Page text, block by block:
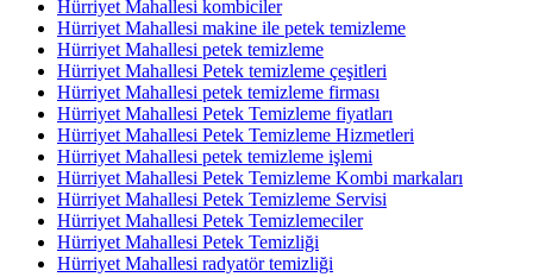
Hürriyet Mahallesi kombiciler
Hürriyet Mahallesi makine ile petek temizleme
Hürriyet Mahallesi petek temizleme
Hürriyet Mahallesi Petek temizleme çeşitleri
Hürriyet Mahallesi petek temizleme firması
Hürriyet Mahallesi Petek Temizleme fiyatları
Hürriyet Mahallesi Petek Temizleme Hizmetleri
Hürriyet Mahallesi petek temizleme işlemi
Hürriyet Mahallesi Petek Temizleme Kombi markaları
Hürriyet Mahallesi Petek Temizleme Servisi
Hürriyet Mahallesi Petek Temizlemeciler
Hürriyet Mahallesi Petek Temizliği
Hürriyet Mahallesi radyatör temizliği